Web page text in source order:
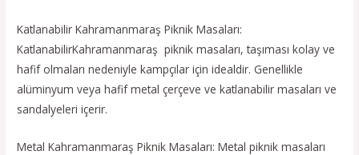
Katlanabilir Kahramanmaraş Piknik Masaları:
KatlanabilirKahramanmaraş piknik masaları, taşıması kolay ve
hafif olmaları nedeniyle kampçılar için idealdir. Genellikle
alüminyum veya hafif metal çerçeve ve katlanabilir masaları ve
sandalyeleri içerir.
Metal Kahramanmaraş Piknik Masaları: Metal piknik masaları